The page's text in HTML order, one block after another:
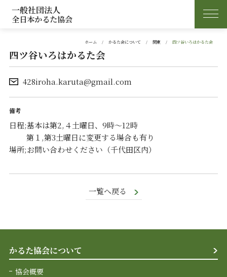
一般社団法人
全日本かるた協会
ホーム かるた会について 関東 四ツ谷いろはかるた会
四ツ谷いろはかるた会
428iroha.karuta@gmail.com
日程;基本は第2,４土曜日、9時～12時
第１,第3土曜日に変更する場合も有り
場所;お問い合わせください（千代田区内）
一覧へ戻る
かるた協会について
協会概要